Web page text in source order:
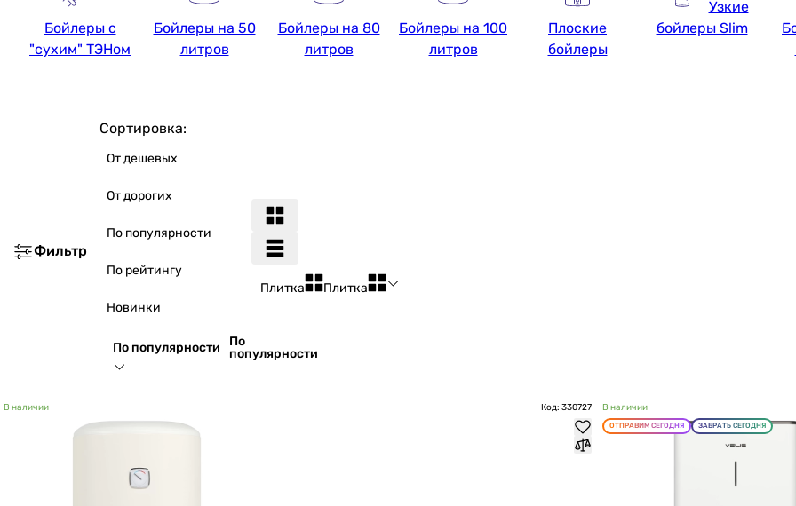
Бойлеры с
"сухим" ТЭНом
Бойлеры на 50
литров
Бойлеры на 80
литров
Бойлеры на 100
литров
Плоские
бойлеры
Узкие
бойлеры Slim
Фильтр
Сортировка:
От дешевых
От дорогих
По популярности
По рейтингу
Новинки
По популярности
По
популярности
Плитка Плитка
В наличии Код: 330727 В наличии
ОТПРАВИМ СЕГОДНЯ ЗАБРАТЬ СЕГОДНЯ